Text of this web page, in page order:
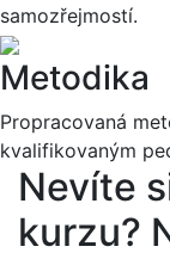
samozřejmostí.
Metodika
Propracovaná
kvalifikovaným
Nevíte
kurzu?